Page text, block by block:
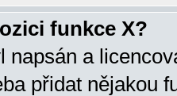
funkce X?
napsán a
přidat nějakou